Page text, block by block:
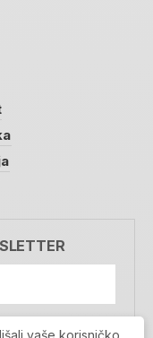
vaše korisničko